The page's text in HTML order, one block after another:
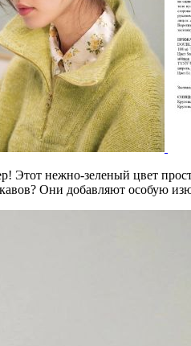
Этот нежно-зеленый цвет
Они добавляют особую